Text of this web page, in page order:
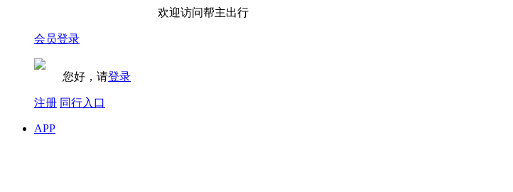
欢迎访问帮主出行
会员登录
您好，请登录
注册 同行入口
APP